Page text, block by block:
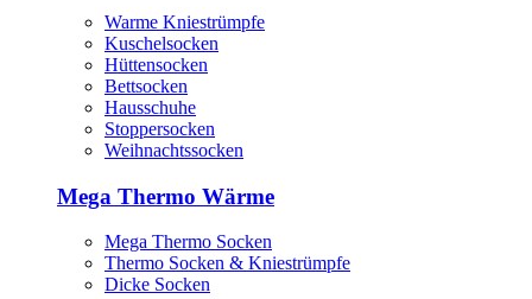
Warme Kniestrümpfe
Kuschelsocken
Hüttensocken
Bettsocken
Hausschuhe
Stoppersocken
Weihnachtssocken
Mega Thermo Wärme
Mega Thermo Socken
Thermo Socken & Kniestrümpfe
Dicke Socken